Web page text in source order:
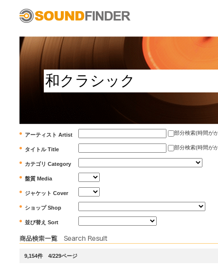
アーティスト Artist 部分検索(時間が
タイトル Title 部分検索(時間が
カテゴリ Category
盤質 Media
ジャケット Cover
ショップ Shop
並び替え Sort
9,154件 4/229ページ